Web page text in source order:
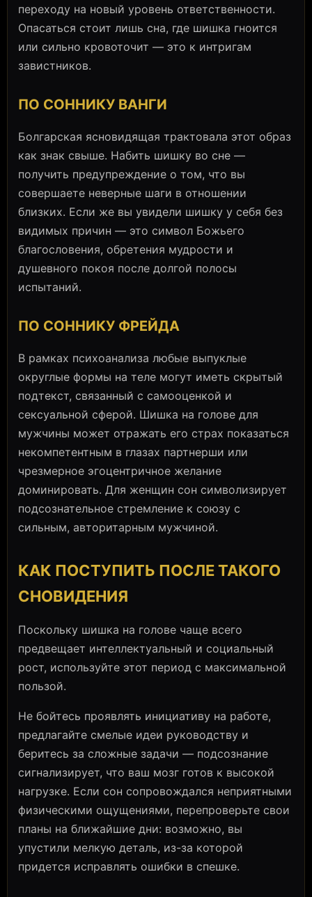
переходу на новый уровень ответственности.
Опасаться стоит лишь сна, где шишка гноится
или сильно кровоточит — это к интригам
завистников.
ПО СОННИКУ ВАНГИ
Болгарская ясновидящая трактовала этот образ
как знак свыше. Набить шишку во сне —
получить предупреждение о том, что вы
совершаете неверные шаги в отношении
близких. Если же вы увидели шишку у себя без
видимых причин — это символ Божьего
благословения, обретения мудрости и
душевного покоя после долгой полосы
испытаний.
ПО СОННИКУ ФРЕЙДА
В рамках психоанализа любые выпуклые
округлые формы на теле могут иметь скрытый
подтекст, связанный с самооценкой и
сексуальной сферой. Шишка на голове для
мужчины может отражать его страх показаться
некомпетентным в глазах партнерши или
чрезмерное эгоцентричное желание
доминировать. Для женщин сон символизирует
подсознательное стремление к союзу с
сильным, авторитарным мужчиной.
КАК ПОСТУПИТЬ ПОСЛЕ ТАКОГО
СНОВИДЕНИЯ
Поскольку шишка на голове чаще всего
предвещает интеллектуальный и социальный
рост, используйте этот период с максимальной
пользой.
Не бойтесь проявлять инициативу на работе,
предлагайте смелые идеи руководству и
беритесь за сложные задачи — подсознание
сигнализирует, что ваш мозг готов к высокой
нагрузке. Если сон сопровождался неприятными
физическими ощущениями, перепроверьте свои
планы на ближайшие дни: возможно, вы
упустили мелкую деталь, из-за которой
придется исправлять ошибки в спешке.